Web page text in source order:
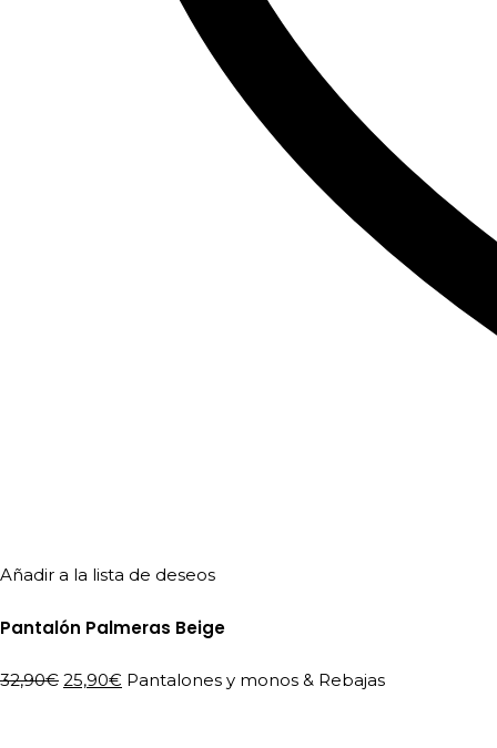
Añadir a la lista de deseos
Pantalón Palmeras Beige
32,90€ El
25,90€ El
Pantalones y monos & Rebajas